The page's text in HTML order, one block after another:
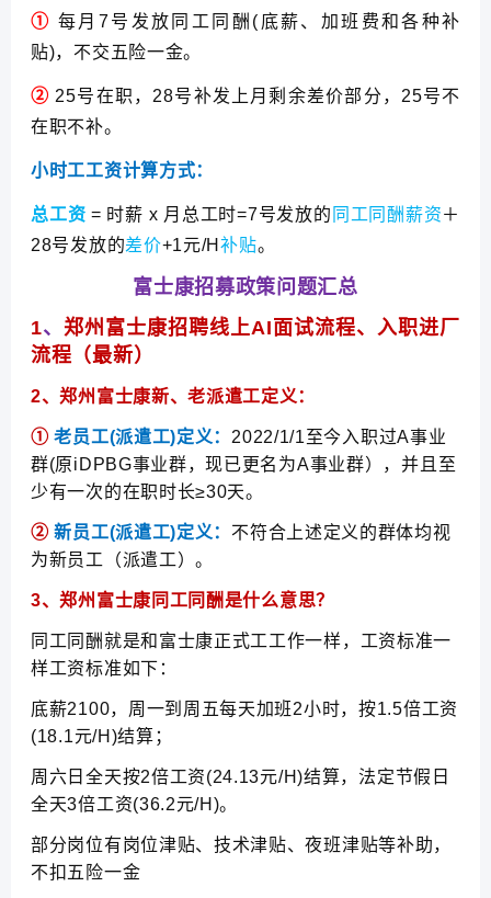
① 每月7号发放同工同酬(底薪、加班费和各种补
贴)，不交五险一金。
② 25号在职，28号补发上月剩余差价部分，25号不
在职不补。
小时工工资计算方式：
总工资 = 时薪 x 月总工时=7号发放的 同工同酬薪资＋
28号发放的差价+1元/H补贴。
富士康招募政策问题汇总
1、 郑州富士康招聘线上AI面试流程、入职进厂
流程（最新）
2、郑州富士康新、老派遣工定义：
① 老员工(派遣工)定义： 2022/1/1至今入职过A事业
群(原iDPBG事业群，现已更名为A事业群），并且至
少有一次的在职时长≥30天。
② 新员工(派遣工)定义： 不符合上述定义的群体均视
为新员工（派遣工）。
3、郑州富士康 同工同酬是什么意思？
同工同酬就是和富士康正式工工作一样，工资标准一
样工资标准如下：
底薪2100，周一到周五每天加班2小时，按1.5倍工资
(18.1元/H)结算；
周六日全天按2倍工资(24.13元/H)结算，法定节假日
全天3倍工资(36.2元/H)。
部分岗位有岗位津贴、技术津贴、夜班津贴等补助，
不扣五险一金